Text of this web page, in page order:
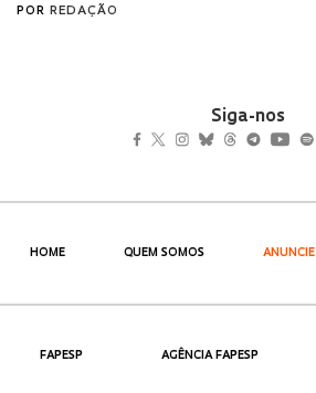
Siga-nos
HOME QUEM SOMOS ANUNCIE
FAPESP AGÊNCIA FAPESP